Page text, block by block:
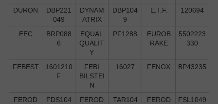
DURON
DBP221
049
DYNAM
ATRIX
DBP104
9
E.T.F. 120694
EEC
BRP088
6
EQUAL
QUALIT
Y
PF1288
EUROB
RAKE
5502223
330
FEBEST
1601210
F
FEBI
BILSTEI
N
16027 FENOX BP43235
FEROD
FDS104
FEROD
TAR104
FEROD
FSL1049